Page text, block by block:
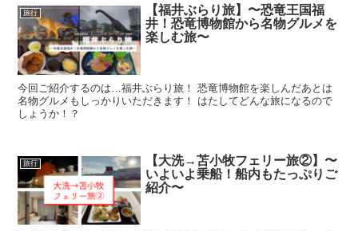
旅行
【福井ぶらり旅】〜恐竜王国福
井！恐竜博物館から名物グルメを
楽しむ旅〜
今回ご紹介するのは…福井ぶらり旅！ 恐竜博物館を楽しんだあとは
名物グルメもしっかりいただきます！ はたしてどんな旅になるので
しょうか！？
旅行
【大洗→苫小牧フェリー旅②】〜
いよいよ乗船！船内もたっぷりご
紹介〜